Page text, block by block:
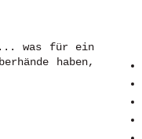
was für ein
haben,